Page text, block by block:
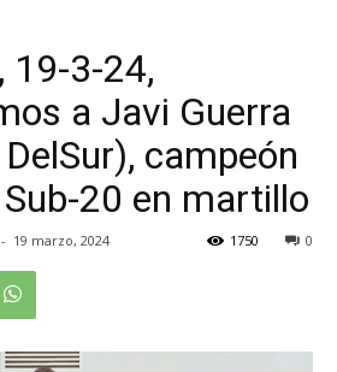
19-3-24,
a Javi Guerra
campeón
20 en martillo
- 19 marzo, 2024 0
1750